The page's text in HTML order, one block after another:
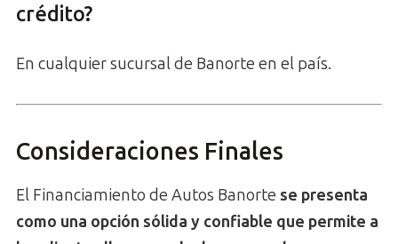
crédito?
En cualquier sucursal de Banorte en el país.
Consideraciones Finales
El Financiamiento de Autos Banorte se presenta
como una opción sólida y confiable que permite a